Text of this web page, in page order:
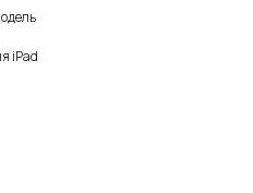
iPad